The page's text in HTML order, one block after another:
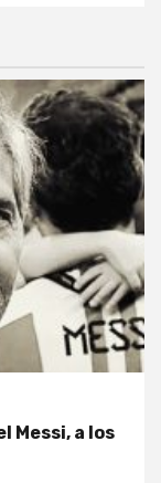
Messi, a los